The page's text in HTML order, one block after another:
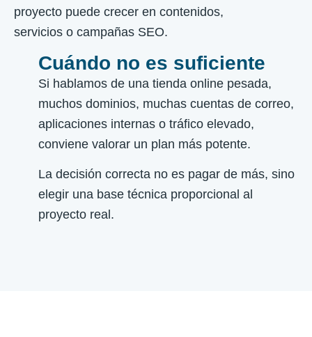
proyecto puede crecer en contenidos,
servicios o campañas SEO.
Cuándo no es suficiente
Si hablamos de una tienda online pesada,
muchos dominios, muchas cuentas de correo,
aplicaciones internas o tráfico elevado,
conviene valorar un plan más potente.
La decisión correcta no es pagar de más, sino
elegir una base técnica proporcional al
proyecto real.